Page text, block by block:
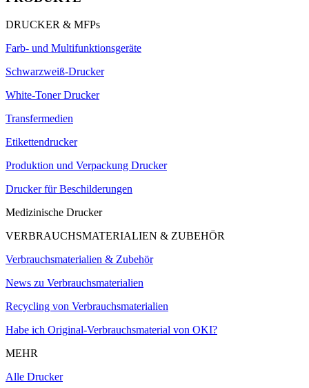
DRUCKER & MFPs
Farb- und Multifunktionsgeräte
Schwarzweiß-Drucker
White-Toner Drucker
Transfermedien
Etikettendrucker
Produktion und Verpackung Drucker
Drucker für Beschilderungen
Medizinische Drucker
VERBRAUCHSMATERIALIEN & ZUBEHÖR
Verbrauchsmaterialien & Zubehör
News zu Verbrauchsmaterialien
Recycling von Verbrauchsmaterialien
Habe ich Original-Verbrauchsmaterial von OKI?
MEHR
Alle Drucker